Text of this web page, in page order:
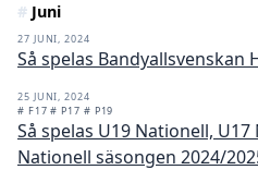
# Juni
27 JUNI, 2024
Så spelas Bandyallsvenskan
25 JUNI, 2024
# F17# P17 # P19
Så spelas U19 Nationell,
Nationell säsongen 2024/